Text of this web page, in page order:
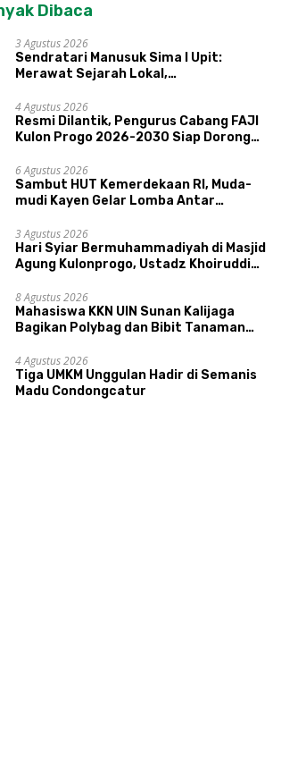
Dibaca
3 Agustus 2026
Sendratari Manusuk Sima I Upit:
Merawat Sejarah Lokal,
Pariwisata, dan Ekologi Klaten
4 Agustus 2026
Resmi Dilantik, Pengurus Cabang FAJI
Kulon Progo 2026-2030 Siap Dorong
Sungai Progo
6 Agustus 2026
Sambut HUT Kemerdekaan RI, Muda-
mudi Kayen Gelar Lomba Antar
3 Agustus 2026
Hari Syiar Bermuhammadiyah di Masjid
Agung Kulonprogo, Ustadz Khoiruddin
Sakinah Adalah Agama
8 Agustus 2026
Mahasiswa KKN UIN Sunan Kalijaga
Bagikan Polybag dan Bibit Tanaman
Ngipikrejo 1
4 Agustus 2026
Tiga UMKM Unggulan Hadir di Semanis
Madu Condongcatur